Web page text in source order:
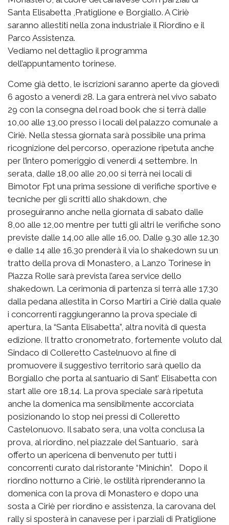
Santa Elisabetta ,Pratiglione e Borgiallo. A Ciriè
saranno allestiti nella zona industriale il Riordino e il
Parco Assistenza.
Vediamo nel dettaglio il programma
dell’appuntamento torinese.
Come già detto, le iscrizioni saranno aperte da giovedì
6 agosto a venerdì 28. La gara entrerà nel vivo sabato
29 con la consegna del road book che si terrà dalle
10,00 alle 13,00 presso i locali del palazzo comunale a
Ciriè. Nella stessa giornata sarà possibile una prima
ricognizione del percorso, operazione ripetuta anche
per l’intero pomeriggio di venerdì 4 settembre. In
serata, dalle 18,00 alle 20,00 si terrà nei locali di
Bimotor Fpt una prima sessione di verifiche sportive e
tecniche per gli scritti allo shakdown, che
proseguiranno anche nella giornata di sabato dalle
8,00 alle 12,00 mentre per tutti gli altri le verifiche sono
previste dalle 14,00 alle alle 16,00. Dalle 9.30 alle 12.30
e dalle 14 alle 16.30 prenderà il via lo shakedown su un
tratto della prova di Monastero, a Lanzo Torinese in
Piazza Rolle sarà prevista l’area service dello
shakedown. La cerimonia di partenza si terrà alle 17.30
dalla pedana allestita in Corso Martiri a Ciriè dalla quale
i concorrenti raggiungeranno la prova speciale di
apertura, la “Santa Elisabetta”, altra novità di questa
edizione. Il tratto cronometrato, fortemente voluto dal
Sindaco di Colleretto Castelnuovo al fine di
promuovere il suggestivo territorio sarà quello da
Borgiallo che porta al santuario di Sant’ Elisabetta con
start alle ore 18,14. La prova speciale sarà ripetuta
anche la domenica ma sensibilmente accorciata
posizionando lo stop nei pressi di Colleretto
Castelonuovo. Il sabato sera, una volta conclusa la
prova, al riordino, nel piazzale del Santuario, sarà
offerto un apericena di benvenuto per tutti i
concorrenti curato dal ristorante “Minichin”. Dopo il
riordino notturno a Ciriè, le ostilità riprenderanno la
domenica con la prova di Monastero e dopo una
sosta a Ciriè per riordino e assistenza, la carovana del
rally si sposterà in canavese per i parziali di Pratiglione